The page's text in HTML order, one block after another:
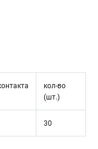
кол-во
(шт.)
30